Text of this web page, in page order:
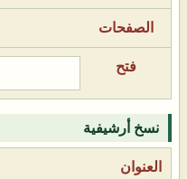
نسخ أرشيفية